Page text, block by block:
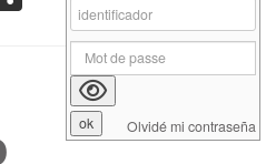
Olvidé mi contraseña